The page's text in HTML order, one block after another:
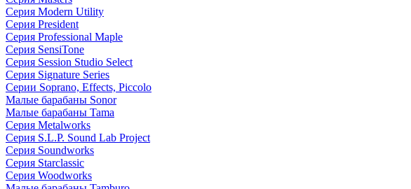
Серия Modern Utility
Серия President
Серия Professional Maple
Серия SensiTone
Серия Session Studio Select
Серия Signature Series
Серии Soprano, Effects, Piccolo
Малые барабаны Sonor
Малые барабаны Tama
Серия Metalworks
Серия S.L.P. Sound Lab Project
Серия Soundworks
Серия Starclassic
Серия Woodworks